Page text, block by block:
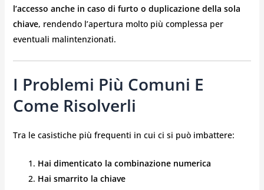
l’accesso anche in caso di furto o duplicazione della sola
chiave, rendendo l’apertura molto più complessa per
eventuali malintenzionati.
I Problemi Più Comuni E
Come Risolverli
Tra le casistiche più frequenti in cui ci si può imbattere:
Hai dimenticato la combinazione numerica
Hai smarrito la chiave